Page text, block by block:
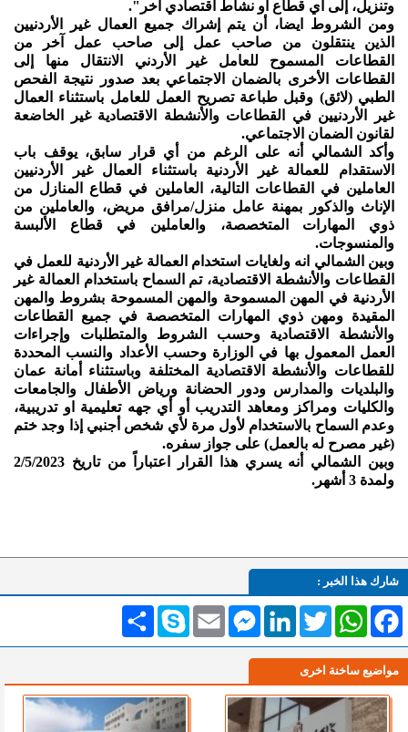
وتنزيل، إلى أي قطاع أو نشاط اقتصادي آخر".
ومن الشروط ايضا، أن يتم إشراك جميع العمال غير الأردنيين
الذين ينتقلون من صاحب عمل إلى صاحب عمل آخر من
القطاعات المسموح للعامل غير الأردني الانتقال منها إلى
القطاعات الأخرى بالضمان الاجتماعي بعد صدور نتيجة الفحص
الطبي (لائق) وقبل طباعة تصريح العمل للعامل باستثناء العمال
غير الأردنيين في القطاعات والأنشطة الاقتصادية غير الخاضعة
لقانون الضمان الاجتماعي.
وأكد الشمالي أنه على الرغم من أي قرار سابق، يوقف باب
الاستقدام للعمالة غير الأردنية باستثناء العمال غير الأردنيين
العاملين في القطاعات التالية، العاملين في قطاع المنازل من
الإناث والذكور بمهنة عامل منزل/مرافق مريض، والعاملين من
ذوي المهارات المتخصصة، والعاملين في قطاع الألبسة
والمنسوجات.
وبين الشمالي انه ولغايات استخدام العمالة غير الأردنية للعمل في
القطاعات والأنشطة الاقتصادية، تم السماح باستخدام العمالة غير
الأردنية في المهن المسموحة والمهن المسموحة بشروط والمهن
المقيدة ومهن ذوي المهارات المتخصصة في جميع القطاعات
والأنشطة الاقتصادية وحسب الشروط والمتطلبات وإجراءات
العمل المعمول بها في الوزارة وحسب الأعداد والنسب المحددة
للقطاعات والأنشطة الاقتصادية المختلفة وباستثناء أمانة عمان
والبلديات والمدارس ودور الحضانة ورياض الأطفال والجامعات
والكليات ومراكز ومعاهد التدريب أو أي جهه تعليمية او تدريبية،
وعدم السماح بالاستخدام لأول مرة لأي شخص أجنبي إذا وجد ختم
(غير مصرح له بالعمل) على جواز سفره.
وبين الشمالي أنه يسري هذا القرار اعتباراً من تاريخ 2/5/2023
ولمدة 3 أشهر.
شارك هذا الخبر :
انشر Skype Email
MessengerLinkedInTwitterWhatsAppFacebook
مواضيع ساخنة اخرى